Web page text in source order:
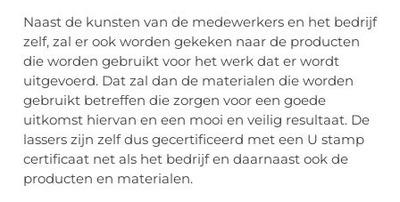
Naast de kunsten van de medewerkers en het bedrijf
zelf, zal er ook worden gekeken naar de producten
die worden gebruikt voor het werk dat er wordt
uitgevoerd. Dat zal dan de materialen die worden
gebruikt betreffen die zorgen voor een goede
uitkomst hiervan en een mooi en veilig resultaat. De
lassers zijn zelf dus gecertificeerd met een U stamp
certificaat net als het bedrijf en daarnaast ook de
producten en materialen.